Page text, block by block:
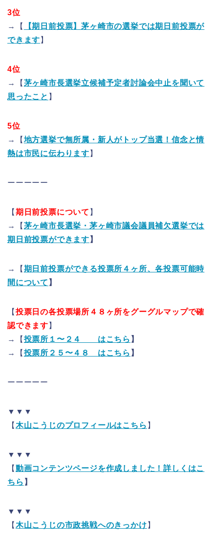
3位
→【
【期日前投票】茅ヶ崎市の選挙では期日前投票が
できます 】
4位
→【 茅ヶ崎市長選挙立候補予定者討論会中止を聞いて
思ったこと 】
5位
→【 地方選挙で無所属・新人がトップ当選！信念と情
熱は市民に伝わります 】
ーーーーー
【 期日前投票について 】
→【 茅ヶ崎市長選挙・茅ヶ崎市議会議員補欠選挙では
期日前投票ができます 】
→【 期日前投票ができる投票所４ヶ所、各投票可能時
間について 】
【 投票日の各投票場所４８ヶ所をグーグルマップで確
認できます 】
→【 投票所１〜２４ はこちら 】
→【 投票所２５〜４８ はこちら 】
ーーーーー
▼▼▼
【 木山こうじのプロフィールはこちら 】
▼▼▼
【 動画コンテンツページを作成しました！詳しくはこ
ちら 】
▼▼▼
【 木山こうじの市政挑戦へのきっかけ 】